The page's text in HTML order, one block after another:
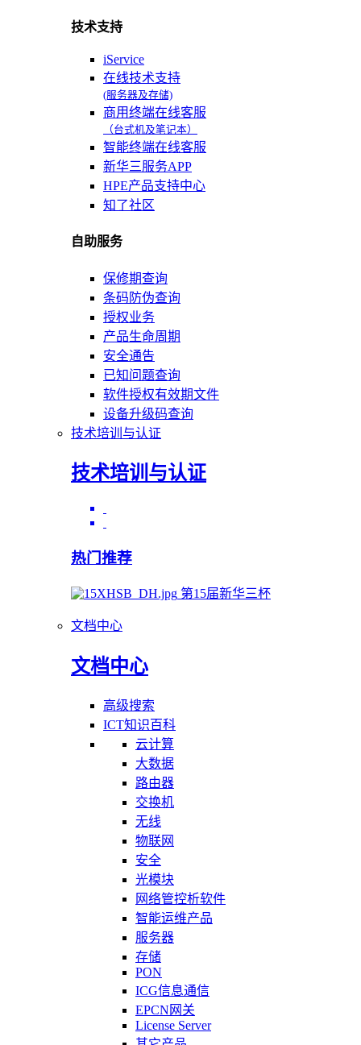
技术支持
iService
在线技术支持
(服务器及存储)
商用终端在线客服
（台式机及笔记本）
智能终端在线客服
新华三服务APP
HPE产品支持中心
知了社区
自助服务
保修期查询
条码防伪查询
授权业务
产品生命周期
安全通告
已知问题查询
软件授权有效期文件
设备升级码查询
技术培训与认证
技术培训与认证
热门推荐
第15届新华三杯
文档中心
文档中心
高级搜索
ICT知识百科
云计算
大数据
路由器
交换机
无线
物联网
安全
光模块
网络管控析软件
智能运维产品
服务器
存储
PON
ICG信息通信
EPCN网关
License Server